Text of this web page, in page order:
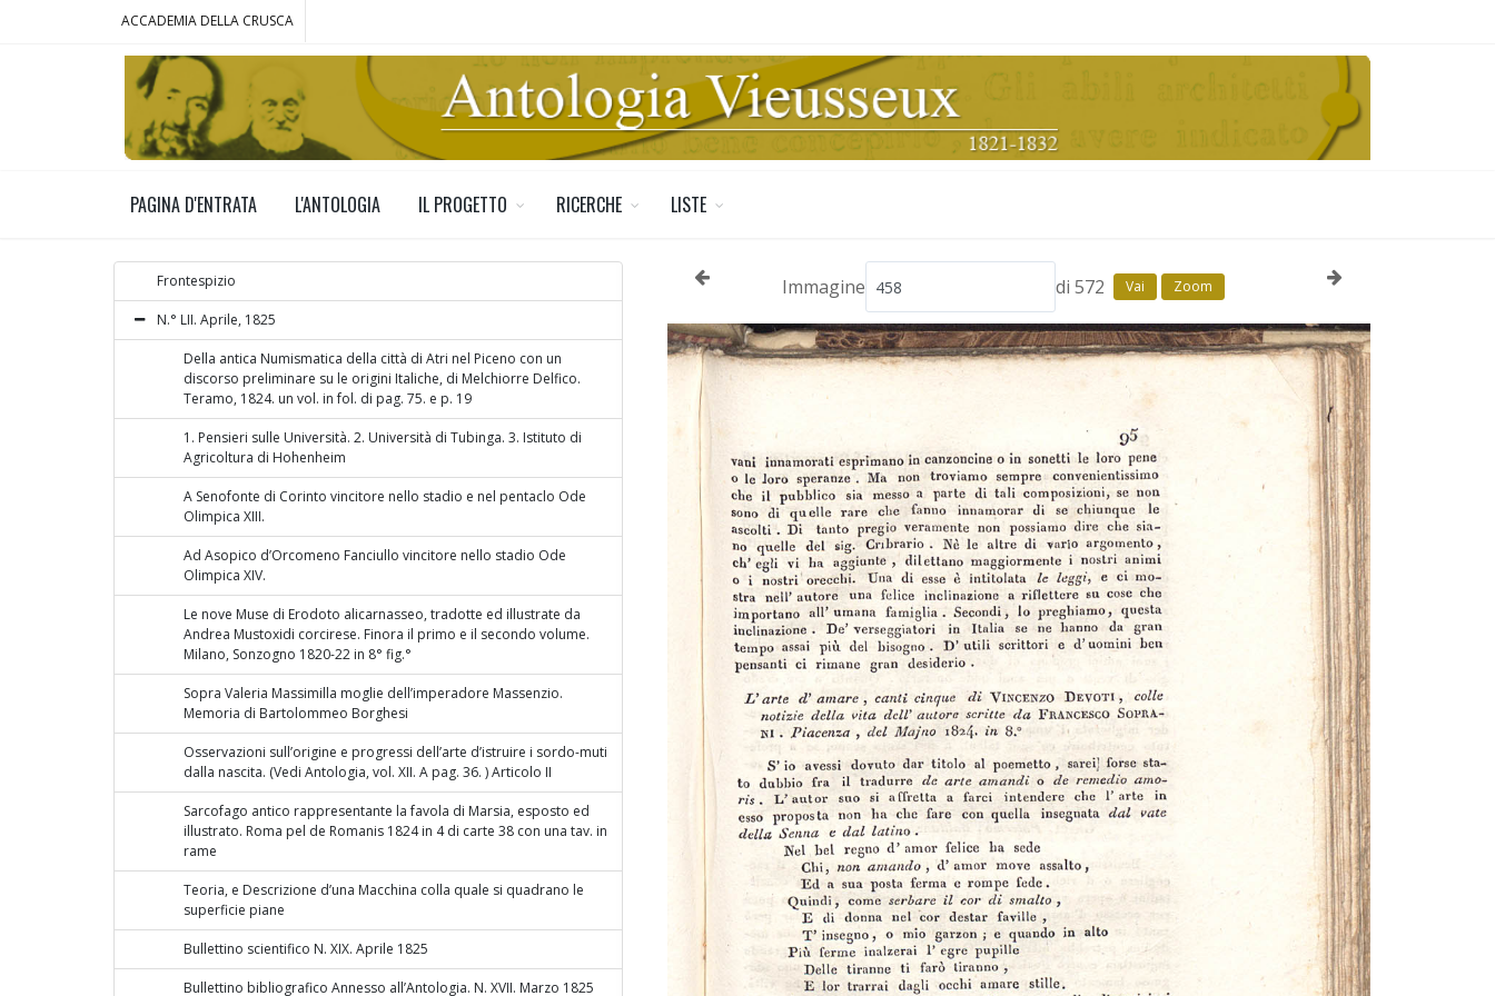
ACCADEMIA DELLA CRUSCA
PAGINA D'ENTRATA L'ANTOLOGIA IL PROGETTO RICERCHE LISTE
Frontespizio
N.° LII. Aprile, 1825
Della antica Numismatica della città di Atri nel Piceno con un
discorso preliminare su le origini Italiche, di Melchiorre Delfico.
Teramo, 1824. un vol. in fol. di pag. 75. e p. 19
1. Pensieri sulle Università. 2. Università di Tubinga. 3. Istituto di
Agricoltura di Hohenheim
A Senofonte di Corinto vincitore nello stadio e nel pentaclo Ode
Olimpica XIII.
Ad Asopico d’Orcomeno Fanciullo vincitore nello stadio Ode
Olimpica XIV.
Le nove Muse di Erodoto alicarnasseo, tradotte ed illustrate da
Andrea Mustoxidi corcirese. Finora il primo e il secondo volume.
Milano, Sonzogno 1820-22 in 8° fig.°
Sopra Valeria Massimilla moglie dell’imperadore Massenzio.
Memoria di Bartolommeo Borghesi
Osservazioni sull’origine e progressi dell’arte d’istruire i sordo-muti
dalla nascita. (Vedi Antologia, vol. XII. A pag. 36. ) Articolo II
Sarcofago antico rappresentante la favola di Marsia, esposto ed
illustrato. Roma pel de Romanis 1824 in 4 di carte 38 con una tav. in
rame
Teoria, e Descrizione d’una Macchina colla quale si quadrano le
superficie piane
Bullettino scientifico N. XIX. Aprile 1825
Bullettino bibliografico Annesso all’Antologia. N. XVII. Marzo 1825
Immagine di 572 Vai Zoom